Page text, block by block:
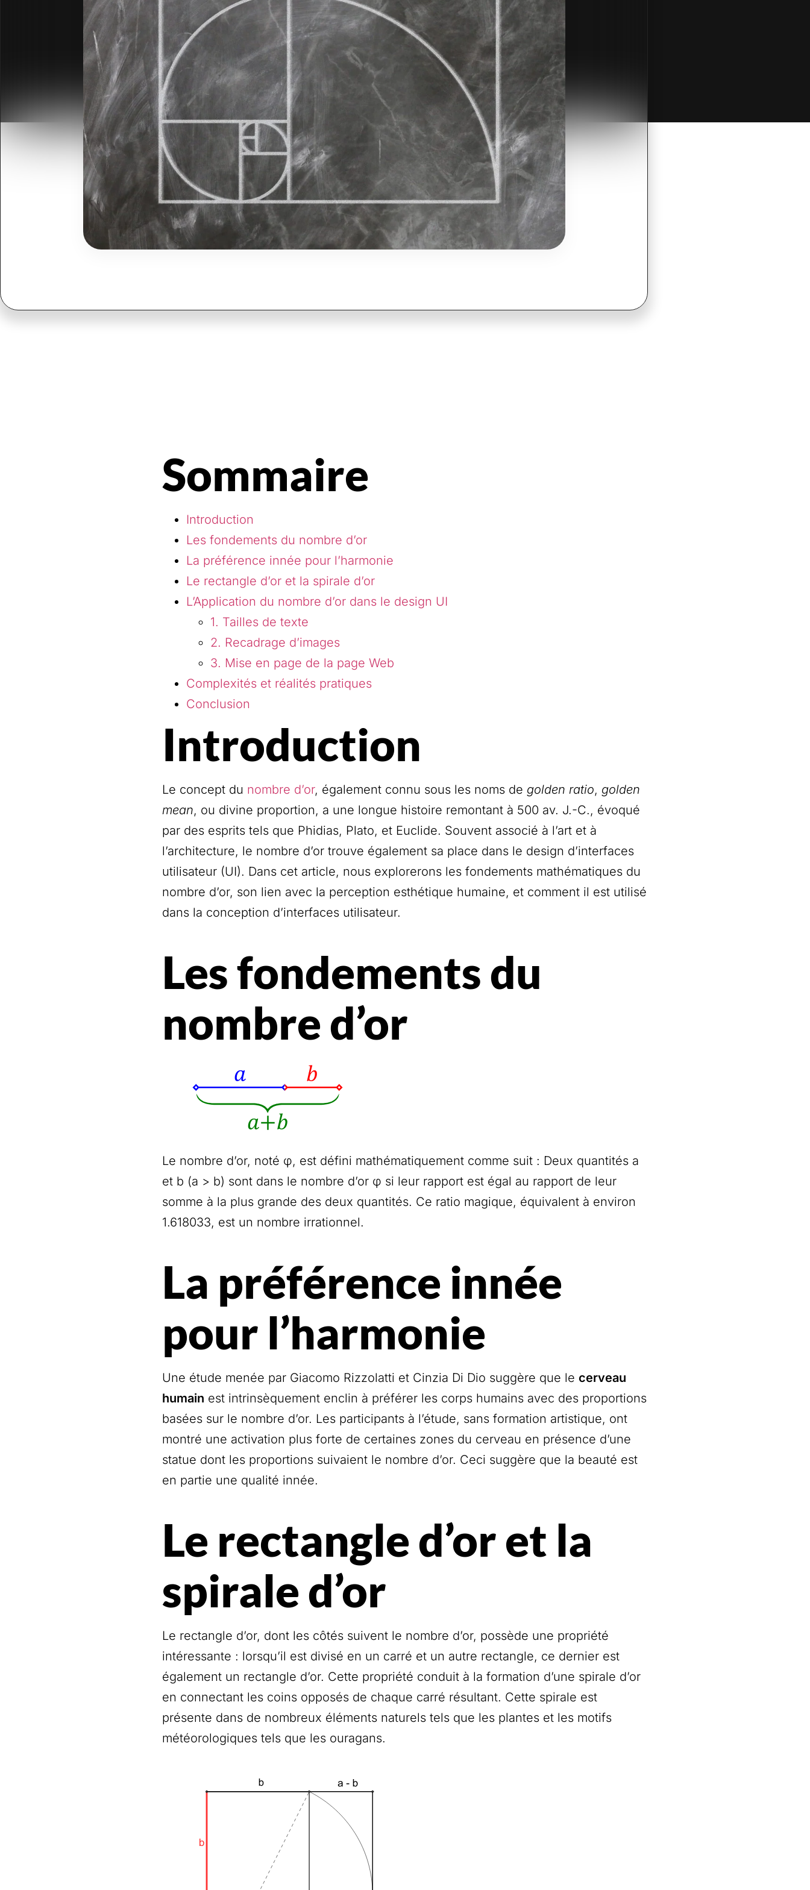
Sommaire
Introduction
Les fondements du nombre d’or
La préférence innée pour l’harmonie
Le rectangle d’or et la spirale d’or
L’Application du nombre d’or dans le design UI
1. Tailles de texte
2. Recadrage d’images
3. Mise en page de la page Web
Complexités et réalités pratiques
Conclusion
Introduction
Le concept du nombre d’or, également connu sous les noms de golden ratio, golden
mean, ou divine proportion, a une longue histoire remontant à 500 av. J.-C., évoqué
par des esprits tels que Phidias, Plato, et Euclide. Souvent associé à l’art et à
l’architecture, le nombre d’or trouve également sa place dans le design d’interfaces
utilisateur (UI). Dans cet article, nous explorerons les fondements mathématiques du
nombre d’or, son lien avec la perception esthétique humaine, et comment il est utilisé
dans la conception d’interfaces utilisateur.
Les fondements du
nombre d’or
Le nombre d’or, noté φ, est défini mathématiquement comme suit : Deux quantités a
et b (a > b) sont dans le nombre d’or φ si leur rapport est égal au rapport de leur
somme à la plus grande des deux quantités. Ce ratio magique, équivalent à environ
1.618033, est un nombre irrationnel.
La préférence innée
pour l’harmonie
Une étude menée par Giacomo Rizzolatti et Cinzia Di Dio suggère que le cerveau
humain est intrinsèquement enclin à préférer les corps humains avec des proportions
basées sur le nombre d’or. Les participants à l’étude, sans formation artistique, ont
montré une activation plus forte de certaines zones du cerveau en présence d’une
statue dont les proportions suivaient le nombre d’or. Ceci suggère que la beauté est
en partie une qualité innée.
Le rectangle d’or et la
spirale d’or
Le rectangle d’or, dont les côtés suivent le nombre d’or, possède une propriété
intéressante : lorsqu’il est divisé en un carré et un autre rectangle, ce dernier est
également un rectangle d’or. Cette propriété conduit à la formation d’une spirale d’or
en connectant les coins opposés de chaque carré résultant. Cette spirale est
présente dans de nombreux éléments naturels tels que les plantes et les motifs
météorologiques tels que les ouragans.